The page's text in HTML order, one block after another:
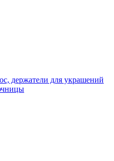
держатели для украшений